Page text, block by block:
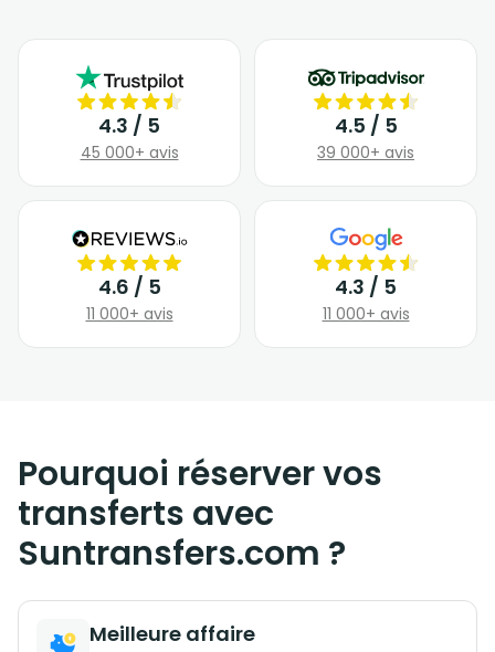
4.3 / 5
45 000+ avis
4.5 / 5
39 000+ avis
4.6 / 5
11 000+ avis
4.3 / 5
11 000+ avis
Pourquoi réserver vos
transferts avec
Suntransfers.com ?
Meilleure affaire